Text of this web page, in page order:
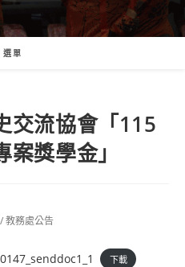
選單
交流協會「115
獎學金」
/教務處公告
下載